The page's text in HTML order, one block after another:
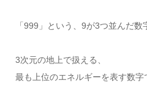
「999」という、9が3つ並んだ数
3次元の地上で扱える、
最も上位のエネルギーを表す数字